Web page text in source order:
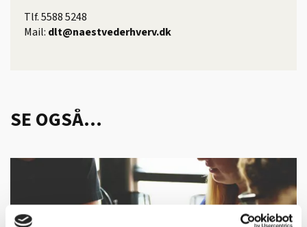
Tlf. 5588 5248
Mail: dlt@naestvederhverv.dk
SE OGSÅ...